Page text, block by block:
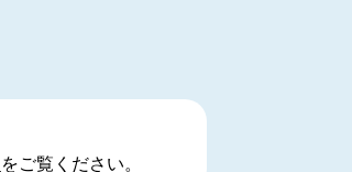
をご覧ください。